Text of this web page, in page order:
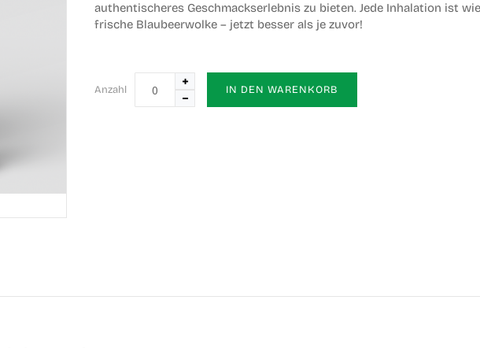
authentischeres Geschmackserlebnis zu bieten. Jede Inhalation ist
frische Blaubeerwolke – jetzt besser als je zuvor!
Anzahl IN DEN WARENKORB